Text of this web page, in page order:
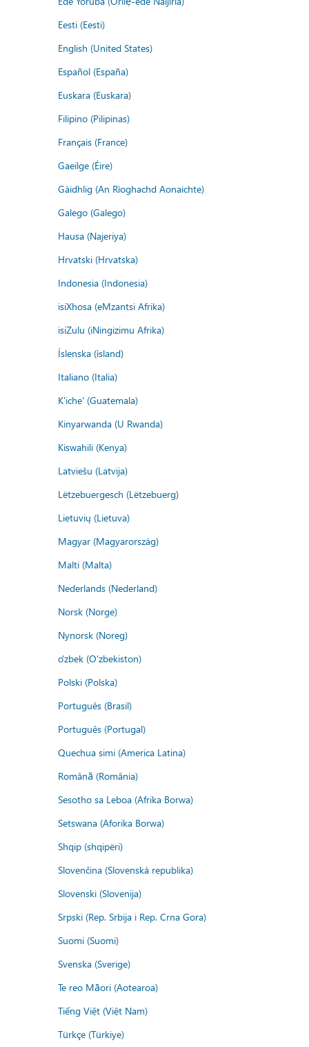
Eesti (Eesti)
English (United States)
Español (España)
Euskara (Euskara)
Filipino (Pilipinas)
Français (France)
Gaeilge (Éire)
Gàidhlig (An Rìoghachd Aonaichte)
Galego (Galego)
Hausa (Najeriya)
Hrvatski (Hrvatska)
Indonesia (Indonesia)
isiXhosa (eMzantsi Afrika)
isiZulu (iNingizimu Afrika)
Íslenska (ísland)
Italiano (Italia)
K'iche' (Guatemala)
Kinyarwanda (U Rwanda)
Kiswahili (Kenya)
Latviešu (Latvija)
Lëtzebuergesch (Lëtzebuerg)
Lietuvių (Lietuva)
Magyar (Magyarország)
Malti (Malta)
Nederlands (Nederland)
Norsk (Norge)
Nynorsk (Noreg)
o'zbek (O'zbekiston)
Polski (Polska)
Português (Brasil)
Português (Portugal)
Quechua simi (America Latina)
Română (România)
Sesotho sa Leboa (Afrika Borwa)
Setswana (Aforika Borwa)
Shqip (shqipëri)
Slovenčina (Slovenská republika)
Slovenski (Slovenija)
Srpski (Rep. Srbija i Rep. Crna Gora)
Suomi (Suomi)
Svenska (Sverige)
Te reo Māori (Aotearoa)
Tiếng Việt (Việt Nam)
Türkçe (Türkiye)